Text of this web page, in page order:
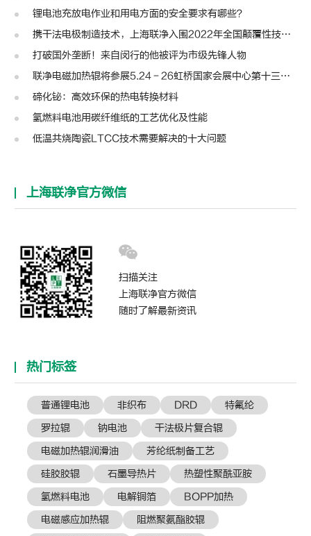
锂电池充放电作业和用电方面的安全要求有哪些？
携干法电极制造技术，上海联净入围2022年全国颠覆性技术创新大赛
打破国外垄断！来自闵行的他被评为市级先锋人物
联净电磁加热辊将参展5.24－26虹桥国家会展中心第十三届模切展
碲化铋：高效环保的热电转换材料
氢燃料电池用碳纤维纸的工艺优化及性能
低温共烧陶瓷LTCC技术需要解决的十大问题
上海联净官方微信
扫描关注
上海联净官方微信
随时了解最新资讯
热门标签
普通锂电池 非织布 DRD
特氟纶
罗拉辊
钠电池
干法极片复合辊
电磁加热辊润滑油
芳纶纸制备工艺
硅胶胶辊
石墨导热片
热塑性聚酰亚胺
氢燃料电池
电解铜箔
BOPP加热
电磁感应加热辊
阻燃聚氨酯胶辊